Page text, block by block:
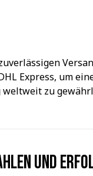
Express, um
zu
und